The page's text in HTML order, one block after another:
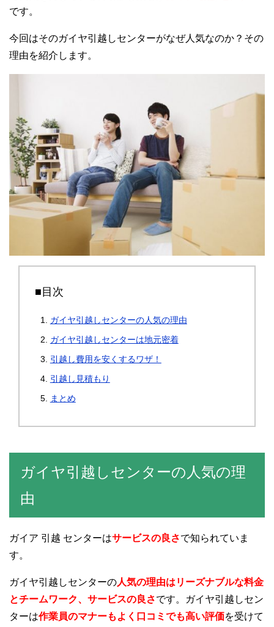
です。
今回はそのガイヤ引越しセンターがなぜ人気なのか？その
理由を紹介します。
■目次
ガイヤ引越しセンターの人気の理由
ガイヤ引越しセンターは地元密着
引越し費用を安くするワザ！
引越し見積もり
まとめ
ガイヤ引越しセンターの人気の理
由
ガイア 引越 センターはサービスの良さで知られていま
す。
ガイヤ引越しセンターの人気の理由はリーズナブルな料金
とチームワーク、サービスの良さです。ガイヤ引越しセン
ターは作業員のマナーもよく口コミでも高い評価を受けて